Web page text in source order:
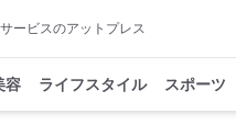
ービスのアットプレス
容 ライフスタイル スポーツ